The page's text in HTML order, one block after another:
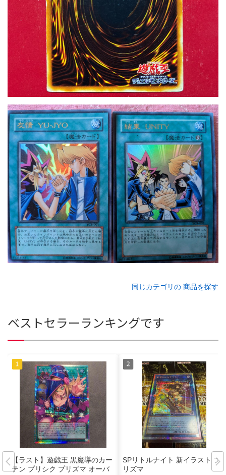
同じカテゴリの 商品を探す
ベストセラーランキングです
【ラスト】遊戯王 黒魔導のカー
テン プリシク プリズマ オーバ
SPリトルナイト 新イラスト プ
リズマ